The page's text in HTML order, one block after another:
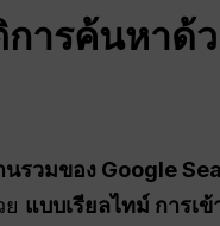
ารค้นหาด้
นรวมของ Google
แบบเรียลไทม์ การเข้